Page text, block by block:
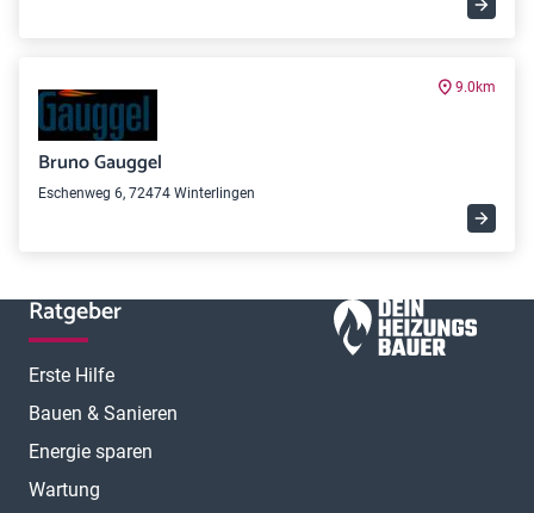
9.0km
Bruno Gauggel
Eschenweg 6, 72474 Winterlingen
Ratgeber
Erste Hilfe
Bauen & Sanieren
Energie sparen
Wartung